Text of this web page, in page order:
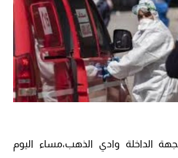
الداخلة وادي الذهب،مساء اليوم